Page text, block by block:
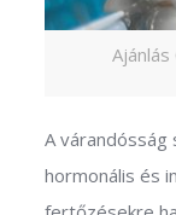
A
hormonális és